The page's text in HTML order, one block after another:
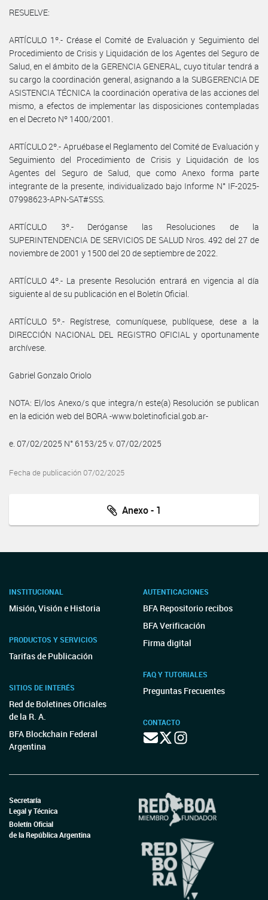
RESUELVE:
ARTÍCULO 1º.- Créase el Comité de Evaluación y Seguimiento del
Procedimiento de Crisis y Liquidación de los Agentes del Seguro de
Salud, en el ámbito de la GERENCIA GENERAL, cuyo titular tendrá a
su cargo la coordinación general, asignando a la SUBGERENCIA DE
ASISTENCIA TÉCNICA la coordinación operativa de las acciones del
mismo, a efectos de implementar las disposiciones contempladas
en el Decreto Nº 1400/2001.
ARTÍCULO 2º.- Apruébase el Reglamento del Comité de Evaluación y
Seguimiento del Procedimiento de Crisis y Liquidación de los
Agentes del Seguro de Salud, que como Anexo forma parte
integrante de la presente, individualizado bajo Informe N° IF-2025-
07998623-APN-SAT#SSS.
ARTÍCULO 3º.- Deróganse las Resoluciones de la
SUPERINTENDENCIA DE SERVICIOS DE SALUD Nros. 492 del 27 de
noviembre de 2001 y 1500 del 20 de septiembre de 2022.
ARTÍCULO 4º.- La presente Resolución entrará en vigencia al día
siguiente al de su publicación en el Boletín Oficial.
ARTÍCULO 5º.- Regístrese, comuníquese, publíquese, dese a la
DIRECCIÓN NACIONAL DEL REGISTRO OFICIAL y oportunamente
archívese.
Gabriel Gonzalo Oriolo
NOTA: El/los Anexo/s que integra/n este(a) Resolución se publican
en la edición web del BORA -www.boletinoficial.gob.ar-
e. 07/02/2025 N° 6153/25 v. 07/02/2025
Fecha de publicación 07/02/2025
Anexo - 1
INSTITUCIONAL
Misión, Visión e Historia
PRODUCTOS Y SERVICIOS
Tarifas de Publicación
SITIOS DE INTERÉS
Red de Boletines Oficiales
de la R. A.
BFA Blockchain Federal
Argentina
AUTENTICACIONES
BFA Repositorio recibos
BFA Verificación
Firma digital
FAQ Y TUTORIALES
Preguntas Frecuentes
CONTACTO
Secretaría
Legal y Técnica
Boletín Oficial
de la República Argentina